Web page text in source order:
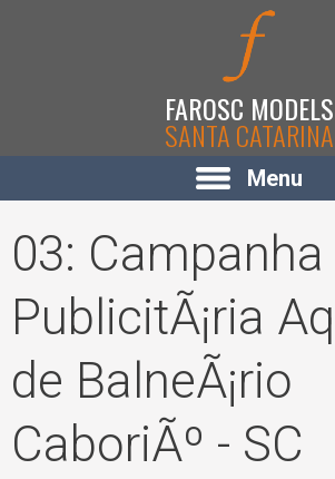
FAROSC MODELS
SANTA CATARINA
Menu
03: Campanha
PublicitÃ¡ria
de BalneÃ¡rio
CaboriÃº - SC